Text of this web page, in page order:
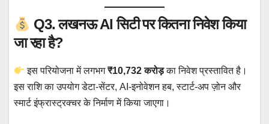
Q3. लखनऊ AI सिटी पर कितना निवेश किया
जा रहा है?
इस परियोजना में लगभग₹10,732 करोड़का निवेश प्रस्तावित है।
इस राशि का उपयोग डेटा-सेंटर, AI-इनोवेशन हब, स्टार्ट-अप ज़ोन और
स्मार्ट इंफ्रास्ट्रक्चर के निर्माण में किया जाएगा।